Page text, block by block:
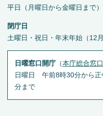
平日（月曜日から金曜日まで
閉庁日
土曜日・祝日・年末年始（12
日曜窓口開庁（本庁総合窓
日曜日 午前8時30分から正
分まで